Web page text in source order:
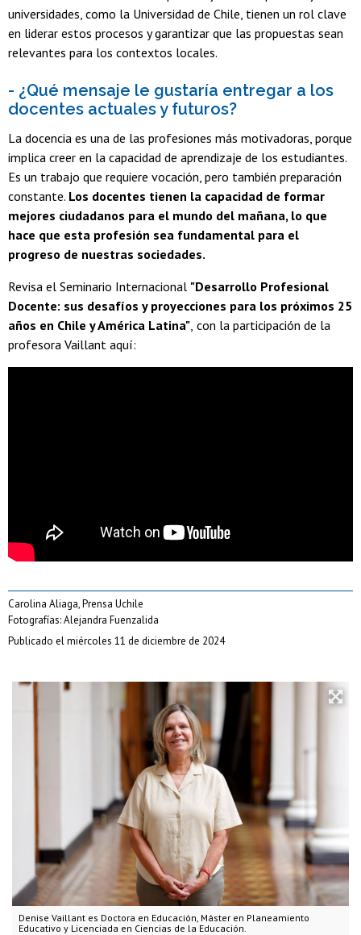
Denise Vaillant es Doctora en Educación, Máster en Planeamiento
Educativo y Licenciada en Ciencias de la Educación.
universidades, como la Universidad de Chile, tienen un rol clave
en liderar estos procesos y garantizar que las propuestas sean
relevantes para los contextos locales.
- ¿Qué mensaje le gustaría entregar a los
docentes actuales y futuros?
La docencia es una de las profesiones más motivadoras, porque
implica creer en la capacidad de aprendizaje de los estudiantes.
Es un trabajo que requiere vocación, pero también preparación
constante. Los docentes tienen la capacidad de formar
mejores ciudadanos para el mundo del mañana, lo que
hace que esta profesión sea fundamental para el
progreso de nuestras sociedades.
Revisa el Seminario Internacional "Desarrollo Profesional
Docente: sus desafíos y proyecciones para los próximos 25
años en Chile y América Latina" con la participación de la
profesora Vaillant aquí:
Carolina Aliaga, Prensa Uchile
Fotografías: Alejandra Fuenzalida
Publicado el miércoles 11 de diciembre de 2024